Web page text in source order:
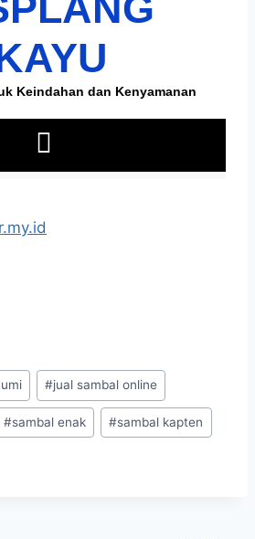
#jual sambal online
#sambal enak #sambal kapten